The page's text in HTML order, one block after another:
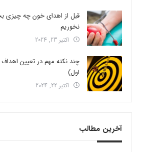
قبل از اهدای خون چه چیزی
نخوریم
اکتبر 23, 2024
چند نکته مهم در تعیین
اول)
اکتبر 22, 2024
آخرین مطالب